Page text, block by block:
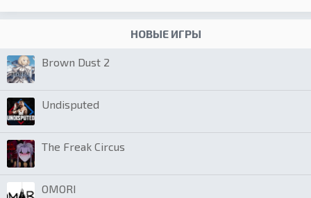
НОВЫЕ ИГРЫ
Brown Dust 2
Undisputed
The Freak Circus
OMORI